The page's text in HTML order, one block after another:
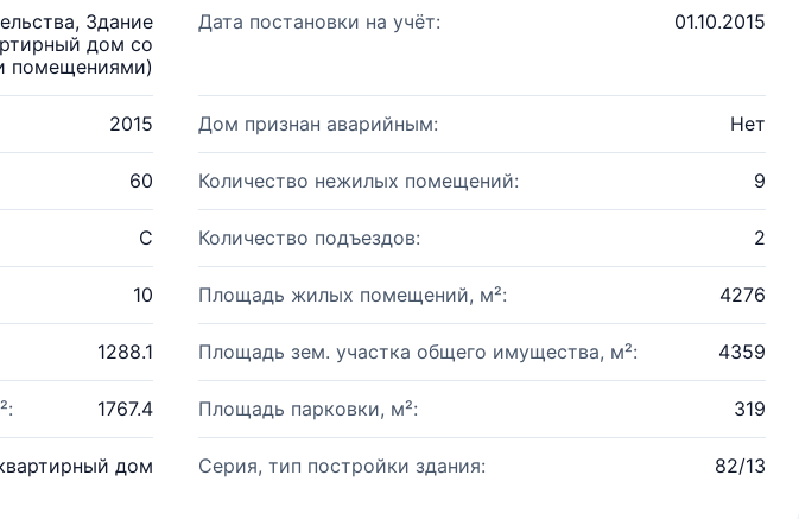
Здание
дом со
помещениями)
Дата постановки на учёт: 01.10.2015
2015 Дом признан аварийным: Нет
60 Количество нежилых помещений: 9
C Количество подъездов: 2
10 Площадь жилых помещений, м²: 4276
1288.1 Площадь зем. участка общего имущества, м²: 4359
1767.4 Площадь парковки, м²: 319
дом Серия, тип постройки здания: 82/13